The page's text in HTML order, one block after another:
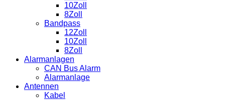
10Zoll
8Zoll
Bandpass
12Zoll
10Zoll
8Zoll
Alarmanlagen
CAN Bus Alarm
Alarmanlage
Antennen
Kabel